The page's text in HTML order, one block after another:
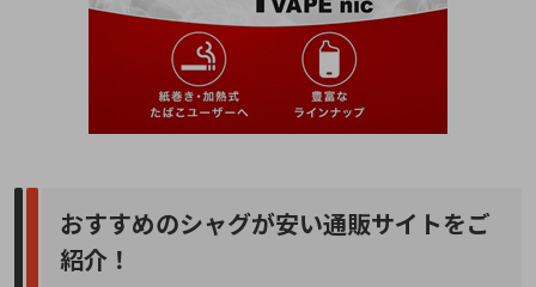
おすすめのシャグが安い通販サイトをご
紹介！